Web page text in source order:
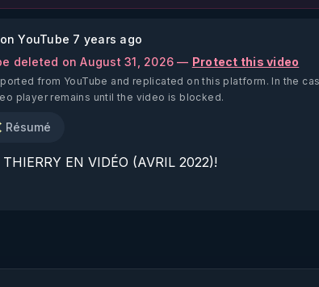
YouTube 7 years ago
deleted on August 31, 2026 — Protect this video
from YouTube and replicated on this platform. In the
player remains until the video is blocked.
Résumé
EN VIDÉO (AVRIL 2022)!